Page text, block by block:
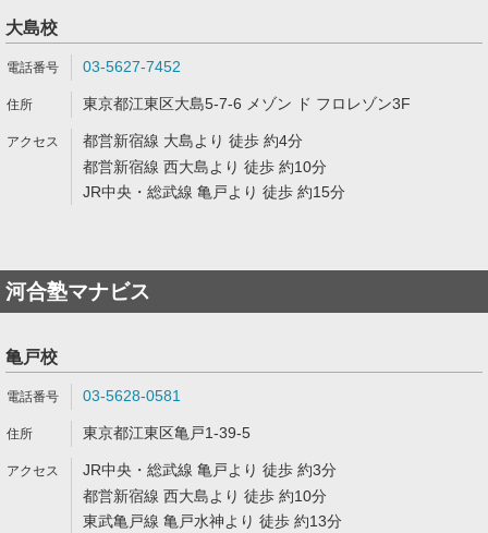
大島校
03-5627-7452
東京都江東区大島5-7-6 メゾン ド フロレゾン3F
都営新宿線 大島より 徒歩 約4分
都営新宿線 西大島より 徒歩 約10分
JR中央・総武線 亀戸より 徒歩 約15分
河合塾マナビス
亀戸校
03-5628-0581
東京都江東区亀戸1-39-5
JR中央・総武線 亀戸より 徒歩 約3分
都営新宿線 西大島より 徒歩 約10分
東武亀戸線 亀戸水神より 徒歩 約13分